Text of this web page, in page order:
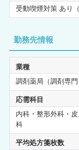
受動喫煙対策 あり
勤務先情報
業種
調剤薬局（調剤専門
応需科目
内科・整形外科・
科
平均処方箋枚数